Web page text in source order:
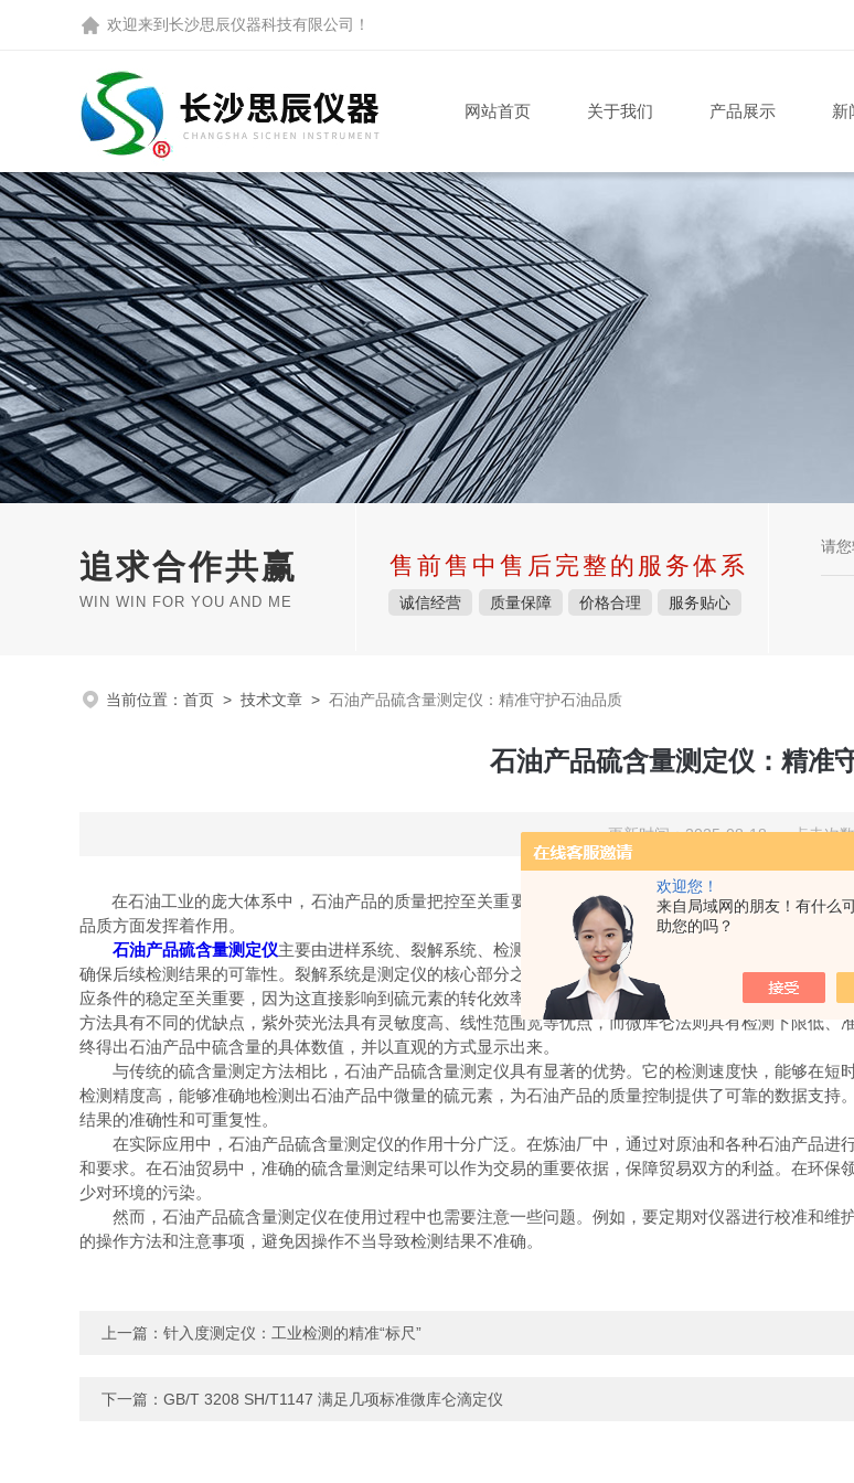
欢迎您！
来自局域网的朋友！有什么
助您的吗？
欢迎来到 长沙思辰仪器科技有限公司 ！
网站首页 关于我们 产品展示 新
追求合作共赢
WIN WIN FOR YOU AND ME
售前售中售后完整的服务体系
诚信经营 质量保障 价格合理 服务贴心
当前位置： 首页 > 技术文章 > 石油产品硫含量测定仪：精准守护石油品质
石油产品硫含量测定仪：精准
更新时间：2025-08-18 点击次
在石油工业的庞大体系中，石油产品的质量把控至关重要，而硫含量是衡量石油产品质量的关键指标
品质方面发挥着作用。
石油产品硫含量测定仪主要由进样系统、裂解系统、检测系统和数据处理系统等部分构成。进样系
确保后续检测结果的可靠性。裂解系统是测定仪的核心部分之一，它能在高温和富氧的环境下将石油样
应条件的稳定至关重要，因为这直接影响到硫元素的转化效率和准确性。检测系统则利用特定的检测原
方法具有不同的优缺点，紫外荧光法具有灵敏度高、线性范围宽等优点，而微库仑法则具有检测下限低
终得出石油产品中硫含量的具体数值，并以直观的方式显示出来。
与传统的硫含量测定方法相比，石油产品硫含量测定仪具有显著的优势。它的检测速度快，能够在短
检测精度高，能够准确地检测出石油产品中微量的硫元素，为石油产品的质量控制提供了可靠的数据支
结果的准确性和可重复性。
在实际应用中，石油产品硫含量测定仪的作用十分广泛。在炼油厂中，通过对原油和各种石油产品进
和要求。在石油贸易中，准确的硫含量测定结果可以作为交易的重要依据，保障贸易双方的利益。在环
少对环境的污染。
然而，石油产品硫含量测定仪在使用过程中也需要注意一些问题。例如，要定期对仪器进行校准和维
的操作方法和注意事项，避免因操作不当导致检测结果不准确。
上一篇： 针入度测定仪：工业检测的精准“标尺”
下一篇： GB/T 3208 SH/T1147 满足几项标准微库仑滴定仪